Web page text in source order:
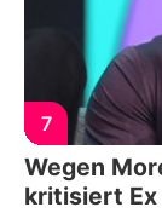
7
Wegen
kritisiert